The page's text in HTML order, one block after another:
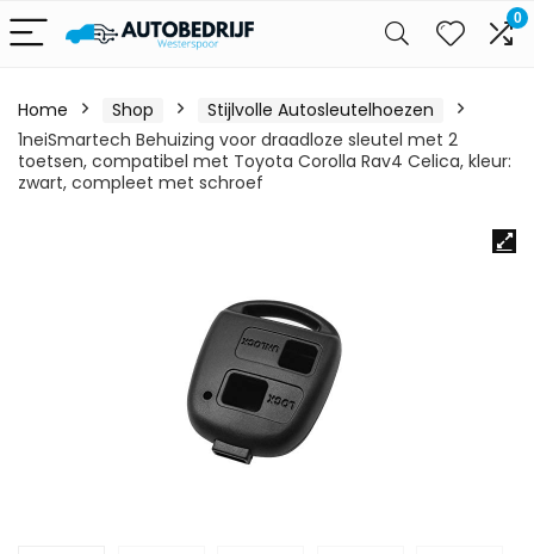
0
Home Shop
Stijlvolle Autosleutelhoezen
1neiSmartech Behuizing voor draadloze sleutel met 2
toetsen, compatibel met Toyota Corolla Rav4 Celica, kleur:
zwart, compleet met schroef